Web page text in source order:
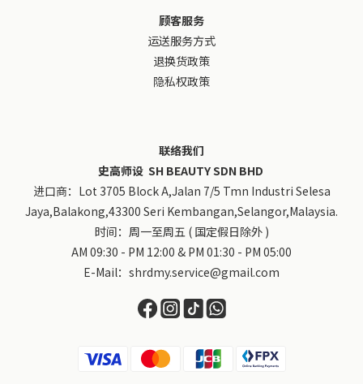
顾客服务
运送服务方式
退换货政策
隐私权政策
联络我们
史高师设 SH BEAUTY SDN BHD
进口商：Lot 3705 Block A,Jalan 7/5 Tmn Industri Selesa
Jaya,Balakong,43300 Seri Kembangan,Selangor,Malaysia.
时间：周一至周五 ( 国定假日除外 )
AM 09:30 - PM 12:00 & PM 01:30 - PM 05:00
E-Mail：shrdmy.service@gmail.com